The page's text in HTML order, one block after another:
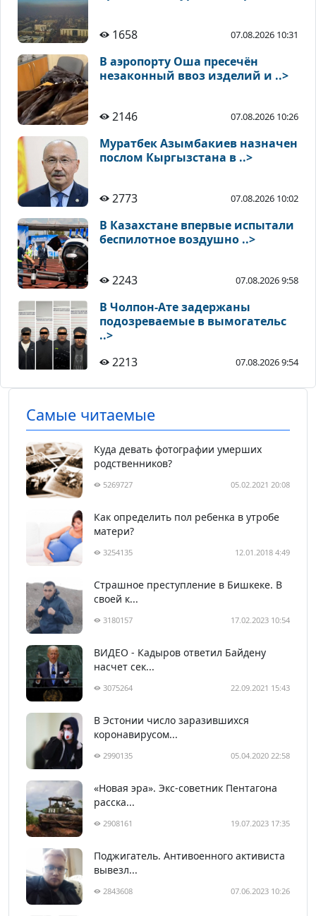
1658 07.08.2026 10:31
В аэропорту Оша пресечён
незаконный ввоз изделий и ..>
2146 07.08.2026 10:26
Муратбек Азымбакиев назначен
послом Кыргызстана в ..>
2773 07.08.2026 10:02
В Казахстане впервые испытали
беспилотное воздушно ..>
2243 07.08.2026 9:58
В Чолпон-Ате задержаны
подозреваемые в вымогательс
..>
2213
07.08.2026 9:54
Самые читаемые
Куда девать фотографии умерших
родственников?
5269727 05.02.2021 20:08
Как определить пол ребенка в утробе
матери?
3254135 12.01.2018 4:49
Страшное преступление в Бишкеке. В
своей к...
3180157 17.02.2023 10:54
ВИДЕО - Кадыров ответил Байдену
насчет сек...
3075264 22.09.2021 15:43
В Эстонии число заразившихся
коронавирусом...
2990135 05.04.2020 22:58
«Новая эра». Экс-советник Пентагона
расска...
2908161 19.07.2023 17:35
Поджигатель. Антивоенного активиста
вывезл...
2843608 07.06.2023 10:26